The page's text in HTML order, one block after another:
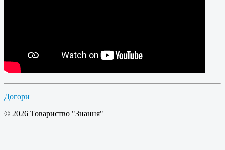
Догори
© 2026 Товариство "Знання"